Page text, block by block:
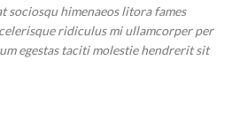
sociosqu himenaeos litora fames
ridiculus mi ullamcorper per
egestas taciti molestie hendrerit sit